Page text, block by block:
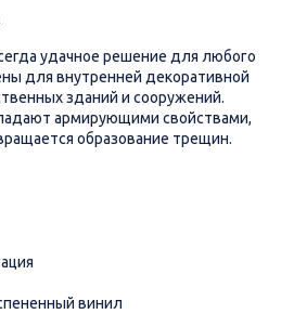
удачное решение для любого
для внутренней декоративной
зданий и сооружений.
армирующими свойствами,
образование трещин.
винил